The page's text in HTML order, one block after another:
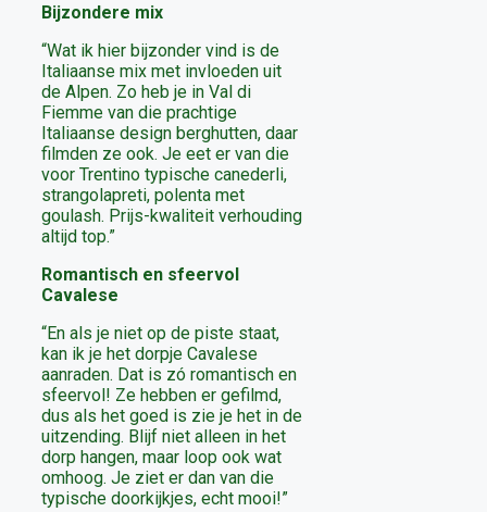
Bijzondere mix
“Wat ik hier bijzonder vind is de
Italiaanse mix met invloeden uit
de Alpen. Zo heb je in Val di
Fiemme van die prachtige
Italiaanse design berghutten, daar
filmden ze ook. Je eet er van die
voor Trentino typische canederli,
strangolapreti, polenta met
goulash. Prijs-kwaliteit verhouding
altijd top.”
Romantisch en sfeervol
Cavalese
“En als je niet op de piste staat,
kan ik je het dorpje Cavalese
aanraden. Dat is zó romantisch en
sfeervol! Ze hebben er gefilmd,
dus als het goed is zie je het in de
uitzending. Blijf niet alleen in het
dorp hangen, maar loop ook wat
omhoog. Je ziet er dan van die
typische doorkijkjes, echt mooi!”